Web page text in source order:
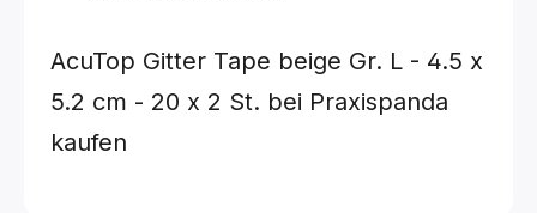
AcuTop Gitter Tape beige Gr. L - 4.5 x
5.2 cm - 20 x 2 St. bei Praxispanda
kaufen